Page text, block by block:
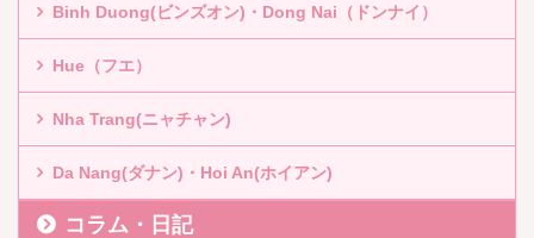
Binh Duong(ビンズオン)・Dong Nai（ドンナイ）
Hue（フエ）
Nha Trang(ニャチャン)
Da Nang(ダナン)・Hoi An(ホイアン)
コラム・日記